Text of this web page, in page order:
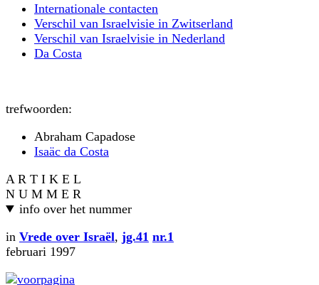
Internationale contacten
Verschil van Israelvisie in Zwitserland
Verschil van Israelvisie in Nederland
Da Costa
trefwoorden:
Abraham Capadose
Isaäc da Costa
A R T I K E L
N U M M E R
info over het nummer
in Vrede over Israël, jg.41 nr.1
februari 1997